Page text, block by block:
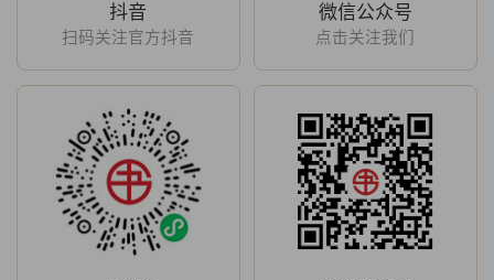
抖音
扫码关注官方抖音
微信公众号
点击关注我们